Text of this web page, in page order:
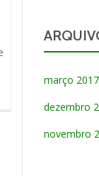
março 2017
dezembro
novembro